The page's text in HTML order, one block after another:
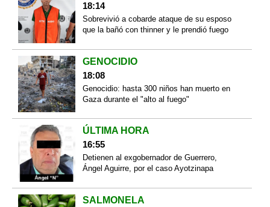
18:14
Sobrevivió a cobarde ataque de su esposo
que la bañó con thinner y le prendió fuego
GENOCIDIO
18:08
Genocidio: hasta 300 niños han muerto en
Gaza durante el "alto al fuego"
ÚLTIMA HORA
16:55
Detienen al exgobernador de Guerrero,
Ángel Aguirre, por el caso Ayotzinapa
SALMONELA